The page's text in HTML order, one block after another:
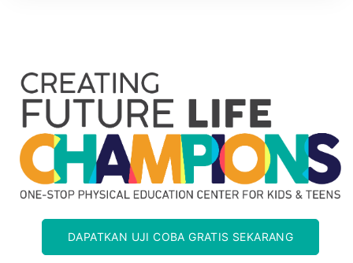
DAPATKAN UJI COBA GRATIS SEKARANG